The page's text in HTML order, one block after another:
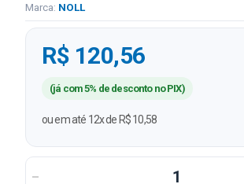
Marca: NOLL
R$ 120,56
(já com 5% de desconto no PIX)
ou em até 12x de R$ 10,58